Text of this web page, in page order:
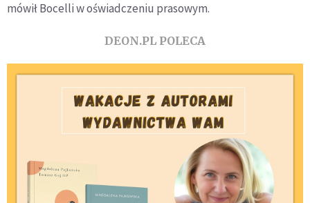
mówił Bocelli w oświadczeniu prasowym.
DEON.PL POLECA